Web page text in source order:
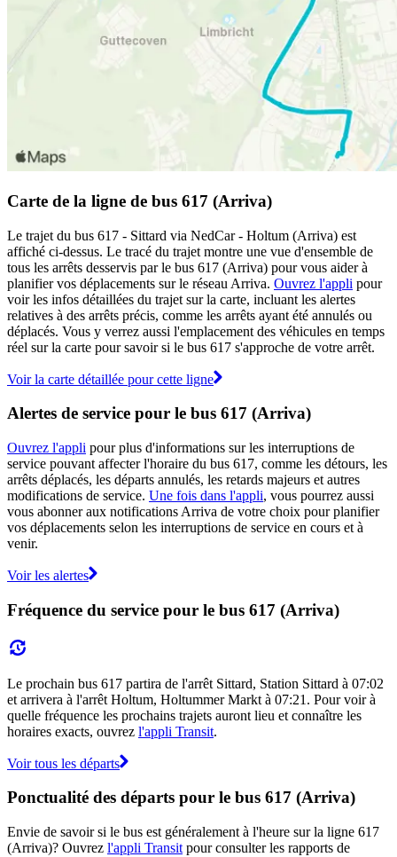
Carte de la ligne de bus 617 (Arriva)
Le trajet du bus 617 - Sittard via NedCar - Holtum (Arriva) est
affiché ci-dessus. Le tracé du trajet montre une vue d'ensemble de
tous les arrêts desservis par le bus 617 (Arriva) pour vous aider à
planifier vos déplacements sur le réseau Arriva. Ouvrez l'appli pour
voir les infos détaillées du trajet sur la carte, incluant les alertes
relatives à des arrêts précis, comme les arrêts ayant été annulés ou
déplacés. Vous y verrez aussi l'emplacement des véhicules en temps
réel sur la carte pour savoir si le bus 617 s'approche de votre arrêt.
Voir la carte détaillée pour cette ligne
Alertes de service pour le bus 617 (Arriva)
Ouvrez l'appli pour plus d'informations sur les interruptions de
service pouvant affecter l'horaire du bus 617, comme les détours, les
arrêts déplacés, les départs annulés, les retards majeurs et autres
modifications de service. Une fois dans l'appli, vous pourrez aussi
vous abonner aux notifications Arriva de votre choix pour planifier
vos déplacements selon les interruptions de service en cours et à
venir.
Voir les alertes
Fréquence du service pour le bus 617 (Arriva)
Le prochain bus 617 partira de l'arrêt Sittard, Station Sittard à 07:02
et arrivera à l'arrêt Holtum, Holtummer Markt à 07:21. Pour voir à
quelle fréquence les prochains trajets auront lieu et connaître les
horaires exacts, ouvrez l'appli Transit.
Voir tous les départs
Ponctualité des départs pour le bus 617 (Arriva)
Envie de savoir si le bus est généralement à l'heure sur la ligne 617
(Arriva)? Ouvrez l'appli Transit pour consulter les rapports de